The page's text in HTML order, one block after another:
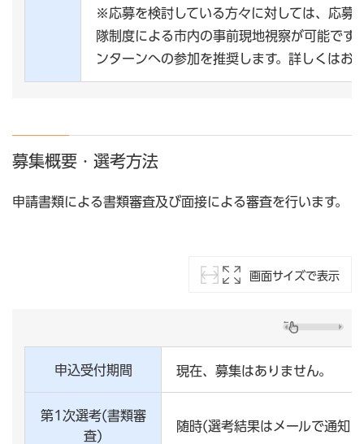
※応募を検討している方々に対しては、応募
隊制度による市内の事前現地視察が可能です
ンターンへの参加を推奨します。詳しくはお
募集概要・選考方法
申請書類による書類審査及び面接による審査を行います。
画面サイズで表示
申込受付期間 現在、募集はありません。
第1次選考(書類審
査)
随時(選考結果はメールで通知